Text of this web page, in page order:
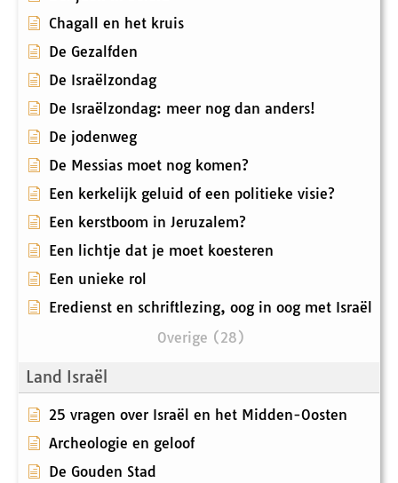
Chagall en het kruis
De Gezalfden
De Israëlzondag
De Israëlzondag: meer nog dan anders!
De jodenweg
De Messias moet nog komen?
Een kerkelijk geluid of een politieke visie?
Een kerstboom in Jeruzalem?
Een lichtje dat je moet koesteren
Een unieke rol
Eredienst en schriftlezing, oog in oog met Israël
Overige (28)
Land Israël
25 vragen over Israël en het Midden-Oosten
Archeologie en geloof
De Gouden Stad